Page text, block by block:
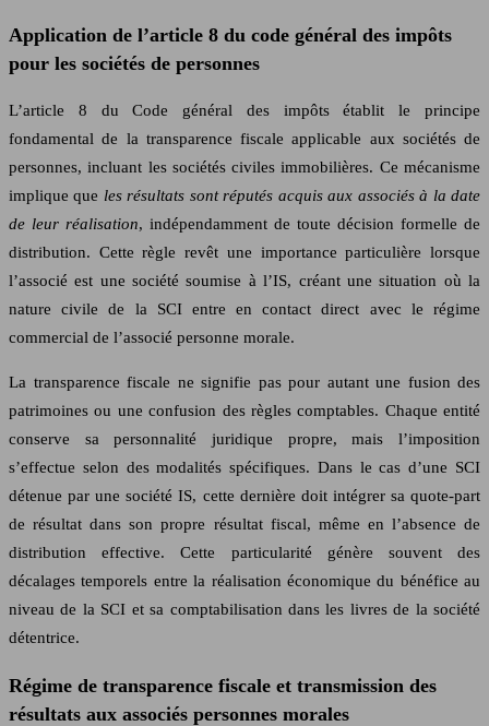
Application de l’article 8 du code général des impôts
pour les sociétés de personnes
L’article 8 du Code général des impôts établit le principe
fondamental de la transparence fiscale applicable aux sociétés de
personnes, incluant les sociétés civiles immobilières. Ce mécanisme
implique que les résultats sont réputés acquis aux associés à la date
de leur réalisation, indépendamment de toute décision formelle de
distribution. Cette règle revêt une importance particulière lorsque
l’associé est une société soumise à l’IS, créant une situation où la
nature civile de la SCI entre en contact direct avec le régime
commercial de l’associé personne morale.
La transparence fiscale ne signifie pas pour autant une fusion des
patrimoines ou une confusion des règles comptables. Chaque entité
conserve sa personnalité juridique propre, mais l’imposition
s’effectue selon des modalités spécifiques. Dans le cas d’une SCI
détenue par une société IS, cette dernière doit intégrer sa quote-part
de résultat dans son propre résultat fiscal, même en l’absence de
distribution effective. Cette particularité génère souvent des
décalages temporels entre la réalisation économique du bénéfice au
niveau de la SCI et sa comptabilisation dans les livres de la société
détentrice.
Régime de transparence fiscale et transmission des
résultats aux associés personnes morales